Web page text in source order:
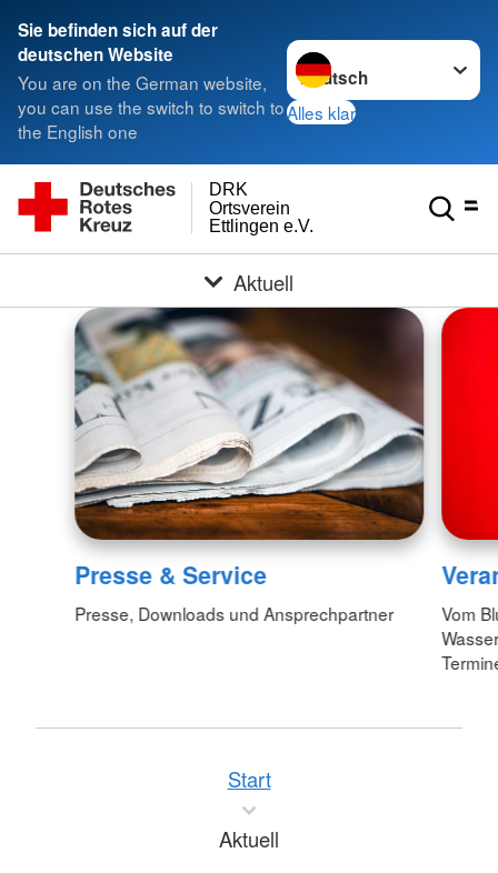
Sie befinden sich auf der
deutschen Website
You are on the German website,
you can use the switch to switch to
the English one
Sprache wechseln zu
Alles klar
Ettlingen e.V.
Ortsverein
DRK
Aktuell
Presse & Service
Presse, Downloads und Ansprechpartner
Vom
Start
Aktuell